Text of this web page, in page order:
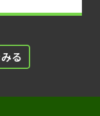
る